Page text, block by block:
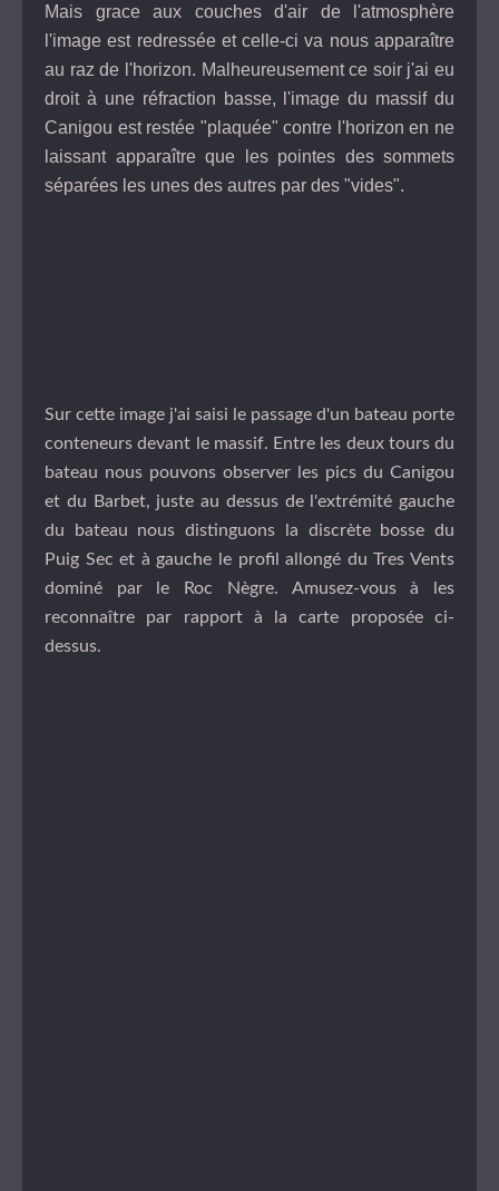
Mais grace aux couches d'air de l'atmosphère
l'image est redressée et celle-ci va nous apparaître
au raz de l'horizon. Malheureusement ce soir j'ai eu
droit à une réfraction basse, l'image du massif du
Canigou est restée "plaquée" contre l'horizon en ne
laissant apparaître que les pointes des sommets
séparées les unes des autres par des "vides".
Sur cette image j'ai saisi le passage d'un bateau porte
conteneurs devant le massif. Entre les deux tours du
bateau nous pouvons observer les pics du Canigou
et du Barbet, juste au dessus de l'extrémité gauche
du bateau nous distinguons la discrète bosse du
Puig Sec et à gauche le profil allongé du Tres Vents
dominé par le Roc Nègre. Amusez-vous à les
reconnaître par rapport à la carte proposée ci-
dessus.